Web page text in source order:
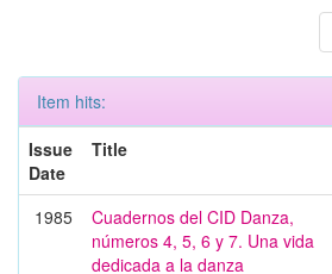
Item hits:
Issue
Date
Title
1985
Cuadernos del CID Danza,
números 4, 5, 6 y 7. Una vida
dedicada a la danza